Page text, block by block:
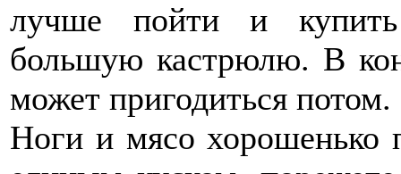
лучше пойти и купить
большую кастрюлю. В
может пригодиться потом.
Ноги и мясо хорошенько